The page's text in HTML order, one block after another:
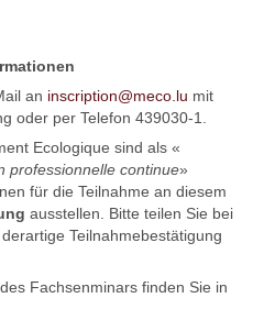
an inscription@meco.lu mit
oder per Telefon 439030-1.
Ecologique sind als «
professionnelle continue»
für die Teilnahme an diesem
ausstellen. Bitte teilen Sie bei
Teilnahmebestätigung
Fachsenminars finden Sie in